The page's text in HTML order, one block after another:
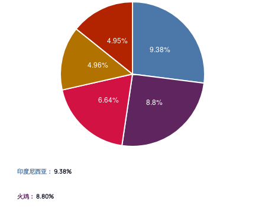
印度尼西亚： 9.38%
火鸡： 8.80%